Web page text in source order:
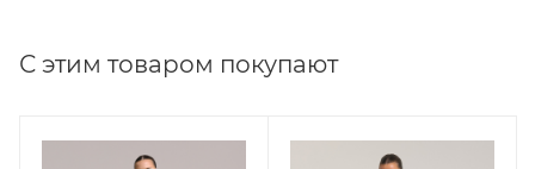
С этим товаром покупают